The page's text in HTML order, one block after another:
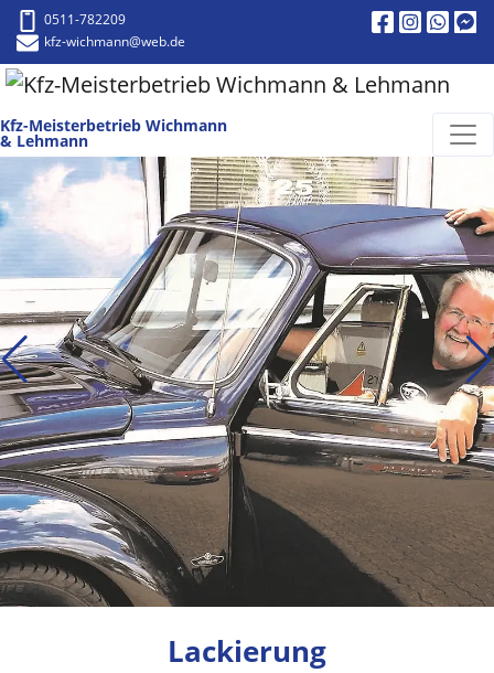
0511-782209
kfz-wichmann@web.de
Kfz-Meisterbetrieb Wichmann
& Lehmann
Lackierung